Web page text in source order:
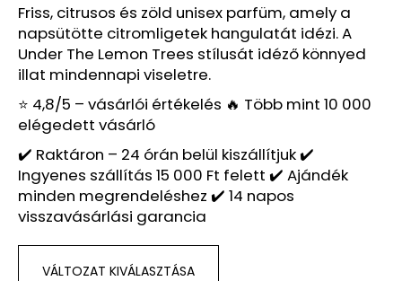
Friss, citrusos és zöld unisex parfüm, amely a
napsütötte citromligetek hangulatát idézi. A
Under The Lemon Trees stílusát idéző könnyed
illat mindennapi viseletre.
⭐ 4,8/5 – vásárlói értékelés 🔥 Több mint 10 000
elégedett vásárló
✔️ Raktáron – 24 órán belül kiszállítjuk ✔️
Ingyenes szállítás 15 000 Ft felett ✔️ Ajándék
minden megrendeléshez ✔️ 14 napos
visszavásárlási garancia
VÁLTOZAT KIVÁLASZTÁSA
j
u
k
LUX
PARFUM
–
NARCISO
RODRIGUEZ
FOR
HER
INSPIRÁLT
ILLAT